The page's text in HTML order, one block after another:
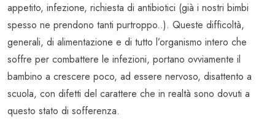
appetito, infezione, richiesta di antibiotici (già i nostri bimbi
spesso ne prendono tanti purtroppo..). Queste difficoltà,
generali, di alimentazione e di tutto l’organismo intero che
soffre per combattere le infezioni, portano ovviamente il
bambino a crescere poco, ad essere nervoso, disattento a
scuola, con difetti del carattere che in realtà sono dovuti a
questo stato di sofferenza.